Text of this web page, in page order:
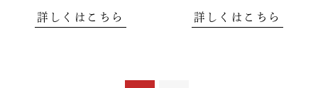
詳しくはこちら 詳しくはこちら